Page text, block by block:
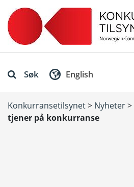
Søk English
Konkurransetilsynet> Nyheter>
tjener på konkurranse